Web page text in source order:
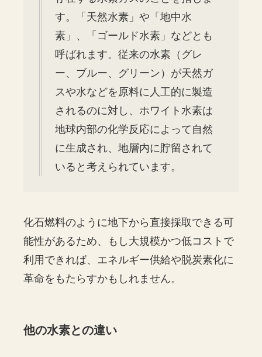
す。「天然水素」や「地中水
素」、「ゴールド水素」などとも
呼ばれます。従来の水素（グレ
ー、ブルー、グリーン）が天然ガ
スや水などを原料に人工的に製造
されるのに対し、ホワイト水素は
地球内部の化学反応によって自然
に生成され、地層内に貯留されて
いると考えられています。
化石燃料のように地下から直接採取できる可
能性があるため、もし大規模かつ低コストで
利用できれば、エネルギー供給や脱炭素化に
革命をもたらすかもしれません。
他の水素との違い